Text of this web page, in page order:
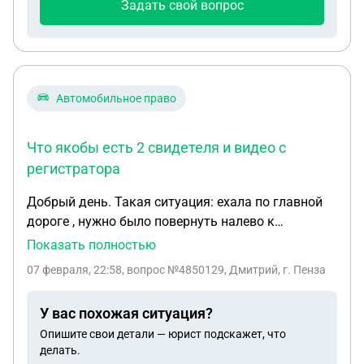
либо проверка, либо узнают что прописка у жены
данные о временной прописке попадут в
паспорте не отображается. Есть ли информация
Задать свой вопрос
Автомобильное право
Что якобы есть 2 свидетеля и видео с
регистратора
Добрый день. Такая ситуация: ехала по главной
дороге , нужно было повернуть налево к
магазину,. Посмотрела в левое зеркало ,
машина сзади в этот момент. Я заворачиваю, она
столкновение со мной объехал меня,не задев, но
задел немного стоячую машину около магазина.
Приехали сотрудники ГИБДД,усно опросили меня
Показать полностью
07 февраля, 22:58, вопрос №4850129, Дмитрий, г. Пенза
У вас похожая ситуация?
Опишите свои детали — юрист подскажет, что
делать.